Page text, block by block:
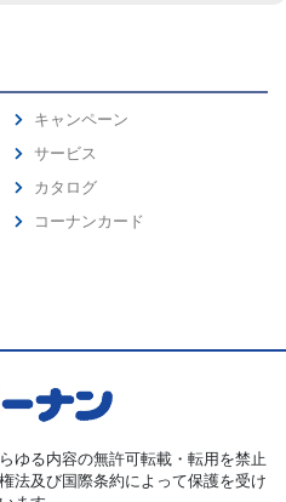
キャンペーン
サービス
カタログ
コーナンカード
ゆる内容の無許可転載・転用を禁止
法及び国際条約によって保護を受け